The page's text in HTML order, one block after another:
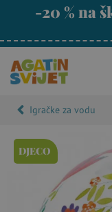
-20 % na
Igračke za vodu
DJECO